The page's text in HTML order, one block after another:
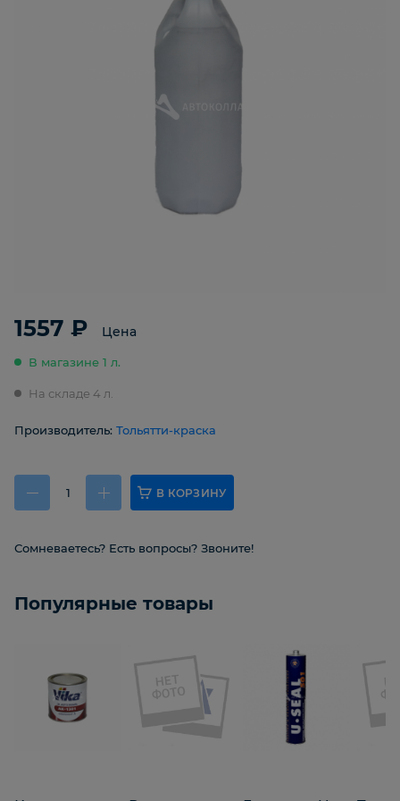
1557 ₽ Цена
В магазине 1 л.
На складе 4 л.
Производитель: Тольятти-краска
В КОРЗИНУ
Сомневаетесь? Есть вопросы? Звоните!
Популярные товары